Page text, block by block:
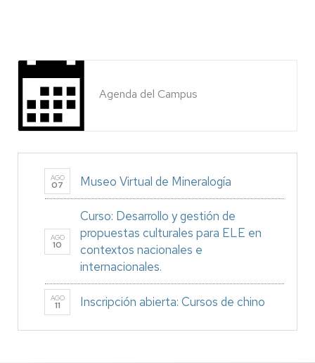
Agenda del Campus
AGO
07 Museo Virtual de Mineralogía
AGO
10
Curso: Desarrollo y gestión de
propuestas culturales para ELE en
contextos nacionales e
internacionales.
AGO
11 Inscripción abierta: Cursos de chino